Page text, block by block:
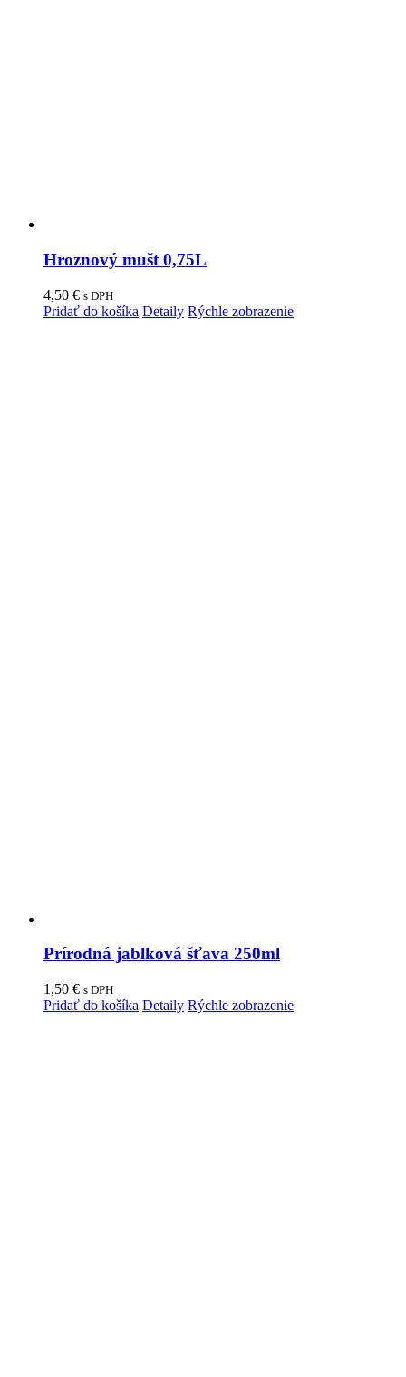
Hroznový mušt 0,75L
4,50 € s DPH
Pridať do košíka Detaily Rýchle zobrazenie
Prírodná jablková šťava 250ml
1,50 € s DPH
Pridať do košíka Detaily Rýchle zobrazenie